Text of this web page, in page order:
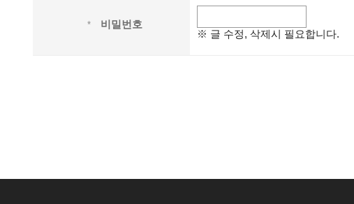
*
비밀번호
※ 글 수정, 삭제시 필요합니다.